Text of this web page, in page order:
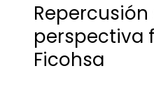
perspectiva
Ficohsa